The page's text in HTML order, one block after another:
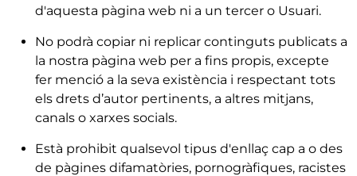
d'aquesta pàgina web ni a un tercer o Usuari.
No podrà copiar ni replicar continguts publicats a
la nostra pàgina web per a fins propis, excepte
fer menció a la seva existència i respectant tots
els drets d’autor pertinents, a altres mitjans,
canals o xarxes socials.
Està prohibit qualsevol tipus d'enllaç cap a o des
de pàgines difamatòries, pornogràfiques, racistes